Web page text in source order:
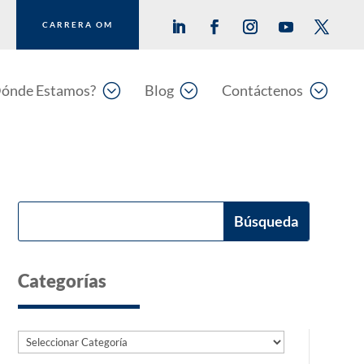
CARRERA OM
;
Estamos? ;
Blog ;
Contáctenos
Categorías
Categorías